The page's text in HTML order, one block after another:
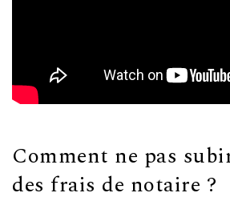
Comment ne pas
des frais de notaire ?